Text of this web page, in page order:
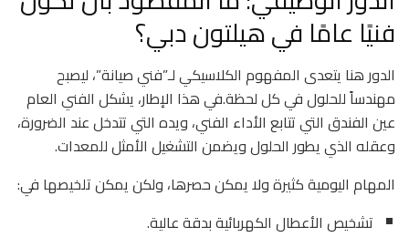
فنيًا عامًا في هيلتون دبي؟
الدور هنا يتعدى المفهوم الكلاسيكي لـ”فني صيانة”، ليصبح
مهندساً للحلول في كل لحظة.في هذا الإطار، يشكل الفني العام
عين الفندق التي تتابع الأداء الفني، ويده التي تتدخل عند الضرورة،
وعقله الذي يطور الحلول ويضمن التشغيل الأمثل للمعدات.
المهام اليومية كثيرة ولا يمكن حصرها، ولكن يمكن تلخيصها في:
تشخيص الأعطال الكهربائية بدقة عالية.